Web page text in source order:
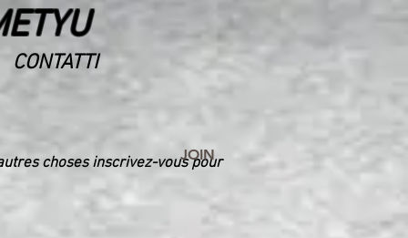
CONTATTI
choses inscrivez-vous pour
JOIN